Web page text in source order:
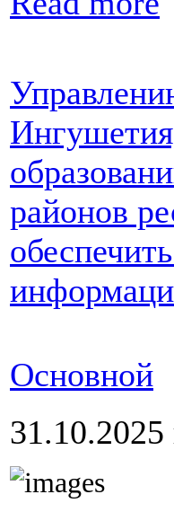
районов
Основной
31.10.2025